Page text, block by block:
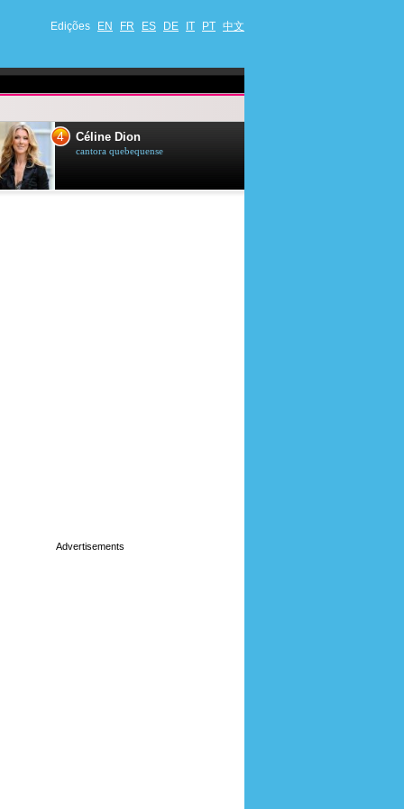
Edições EN FR ES DE IT PT 中文
4 Céline Dion
cantora quebequense